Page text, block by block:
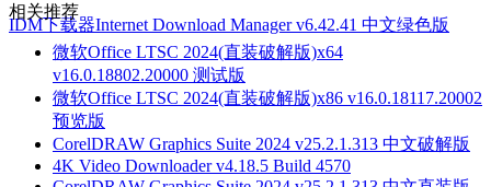
IDM下载器Internet Download Manager v6.42.41 中文绿色版
相关推荐
微软Office LTSC 2024(直装破解版)x64
v16.0.18802.20000 测试版
微软Office LTSC 2024(直装破解版)x86 v16.0.18117.20002
预览版
CorelDRAW Graphics Suite 2024 v25.2.1.313 中文破解版
4K Video Downloader v4.18.5 Build 4570